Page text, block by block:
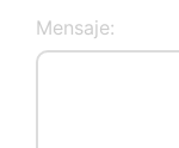
Mensaje: